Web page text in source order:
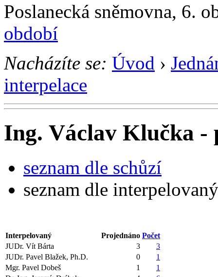
Poslanecká sněmovna, 6.
období
Nacházíte se: Úvod ›
interpelace
Ing. Václav Klučka -
seznam dle schůzí
seznam dle
Interpelovaný Projednáno Počet
JUDr. Vít Bárta
3
3
JUDr. Pavel Blažek, Ph.D.
0
1
Mgr. Pavel Dobeš
1
1